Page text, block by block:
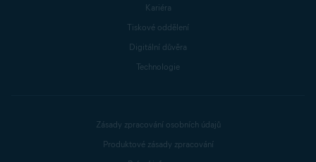
Kariéra
Tiskové oddělení
Digitální důvěra
Technologie
Zásady zpracování osobních údajů
Produktové zásady zpracování